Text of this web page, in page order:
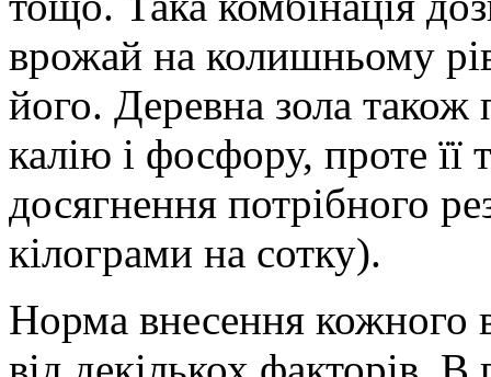
врожай на колишньому
його. Деревна зола також
калію і фосфору, проте її
досягнення потрібного
кілограми на сотку).
Норма внесення кожного